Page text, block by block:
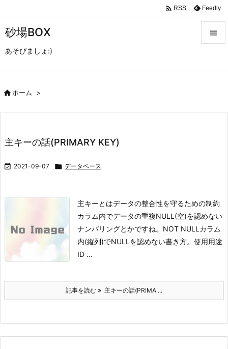
砂場BOX
あそびましょ:)

 RSS Feedly
ホーム >
主キーの話(PRIMARY KEY)
 2021-09-07  データベース
主キーとはデータの整合性を守るための制約
カラム内でデータの重複NULL(空)を認めない
ナンバリングとかですね。 NOT NULL カラム
内(縦列)でNULLを認めない書き方。 使用用途
ID ...
記事を読む 主キーの話(PRIMA ...